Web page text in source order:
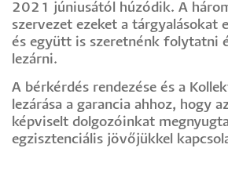
2021 júniusától húzódik. A
szervezet ezeket a tárgyalásokat
és együtt is szeretnénk folytatni
lezárni.
A bérkérdés rendezése és a
lezárása a garancia ahhoz, hogy
képviselt dolgozóinkat
egzisztenciális jövőjükkel